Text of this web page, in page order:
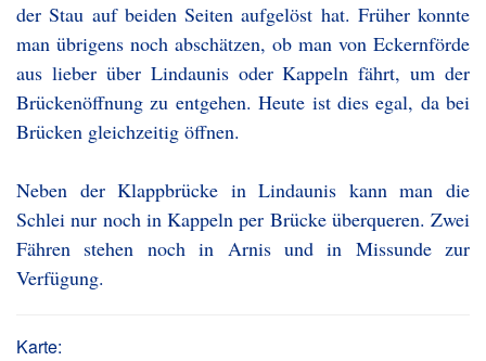
der Stau auf beiden Seiten aufgelöst hat. Früher konnte
man übrigens noch abschätzen, ob man von Eckernförde
aus lieber über Lindaunis oder Kappeln fährt, um der
Brückenöffnung zu entgehen. Heute ist dies egal, da bei
Brücken gleichzeitig öffnen.
Neben der Klappbrücke in Lindaunis kann man die
Schlei nur noch in Kappeln per Brücke überqueren. Zwei
Fähren stehen noch in Arnis und in Missunde zur
Verfügung.
Karte: